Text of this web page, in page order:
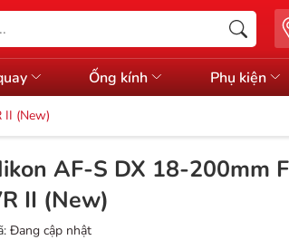
Ống kính Phụ kiện
II (New)
AF-S DX 18-200mm
II (New)
Đang cập nhật